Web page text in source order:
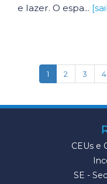
e lazer. O espa...
1(current)
2 3 4
CEUs e
SE -